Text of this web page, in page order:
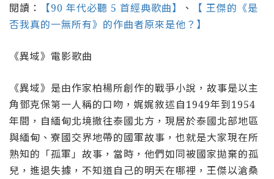
閱讀：
【90 年代必聽 5 首經典歌曲】 、 【 王傑的《是
否我真的一無所有》的作曲者原來是他？】
《異域》電影歌曲
《異域》是由作家柏楊所創作的戰爭小說，故事是以主
角鄧克保第一人稱的口吻，娓娓敘述自1949年到1954
年間，自緬甸北境撤往泰國北方，現居於泰國北部地區
與緬甸、寮國交界地帶的國軍故事，也就是大家現在所
熟知的「孤軍」故事，當時，他們如同被國家拋棄的孤
兒，進退失據，不知道自己的明天在哪裡，王傑以滄桑